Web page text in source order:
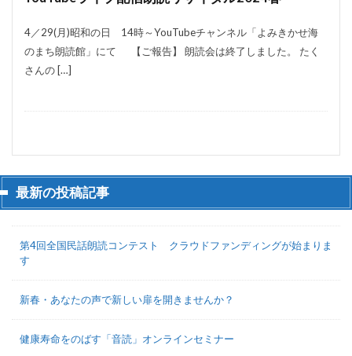
4／29(月)昭和の日 14時～YouTubeチャンネル「よみきかせ海
のまち朗読館」にて 【ご報告】 朗読会は終了しました。 たく
さんの […]
最新の投稿記事
第4回全国民話朗読コンテスト クラウドファンディングが始まりま
す
新春・あなたの声で新しい扉を開きませんか？
健康寿命をのばす「音読」オンラインセミナー